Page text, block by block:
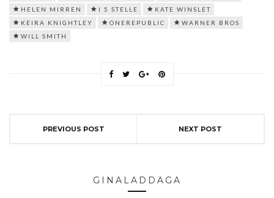
HELEN MIRREN
I 5 STELLE
KATE WINSLET
KEIRA KNIGHTLEY
ONEREPUBLIC
WARNER BROS
WILL SMITH
PREVIOUS POST NEXT POST
GINALADDAGA